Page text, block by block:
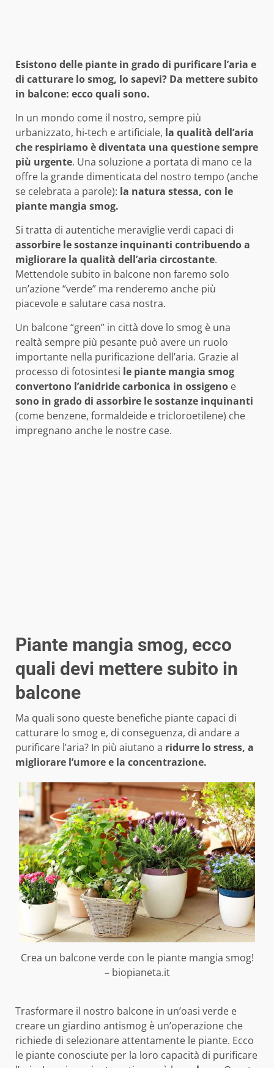
Esistono delle piante in grado di purificare l’aria e
di catturare lo smog, lo sapevi? Da mettere subito
in balcone: ecco quali sono.
In un mondo come il nostro, sempre più
urbanizzato, hi-tech e artificiale, la qualità dell’aria
che respiriamo è diventata una questione sempre
più urgente. Una soluzione a portata di mano ce la
offre la grande dimenticata del nostro tempo (anche
se celebrata a parole): la natura stessa, con le
piante mangia smog.
Si tratta di autentiche meraviglie verdi capaci di
assorbire le sostanze inquinanti contribuendo a
migliorare la qualità dell’aria circostante.
Mettendole subito in balcone non faremo solo
un’azione “verde” ma renderemo anche più
piacevole e salutare casa nostra.
Un balcone “green” in città dove lo smog è una
realtà sempre più pesante può avere un ruolo
importante nella purificazione dell’aria. Grazie al
processo di fotosintesi le piante mangia smog
convertono l’anidride carbonica in ossigeno e
sono in grado di assorbire le sostanze inquinanti
(come benzene, formaldeide e tricloroetilene) che
impregnano anche le nostre case.
Piante mangia smog, ecco
quali devi mettere subito in
balcone
Ma quali sono queste benefiche piante capaci di
catturare lo smog e, di conseguenza, di andare a
purificare l’aria? In più aiutano a ridurre lo stress, a
migliorare l’umore e la concentrazione.
Crea un balcone verde con le piante mangia smog!
– biopianeta.it
Trasformare il nostro balcone in un’oasi verde e
creare un giardino antismog è un’operazione che
richiede di selezionare attentamente le piante. Ecco
le piante conosciute per la loro capacità di purificare